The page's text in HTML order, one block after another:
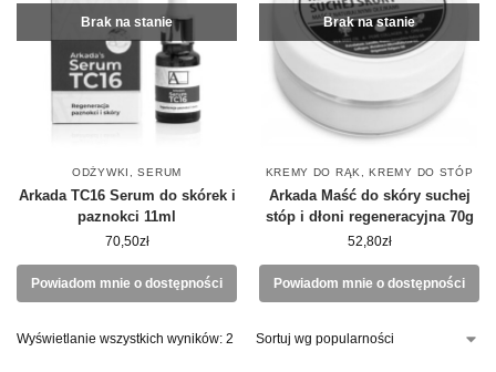
Brak na stanie
ODŻYWKI ,SERUM
Arkada TC16 Serum do skórek i
paznokci 11ml
70,50zł
Powiadom mnie o dostępności
Brak na stanie
KREMY DO RĄK ,KREMY DO STÓP
Arkada Maść do skóry suchej
stóp i dłoni regeneracyjna 70g
52,80zł
Powiadom mnie o dostępności
Wyświetlanie wszystkich wyników: 2